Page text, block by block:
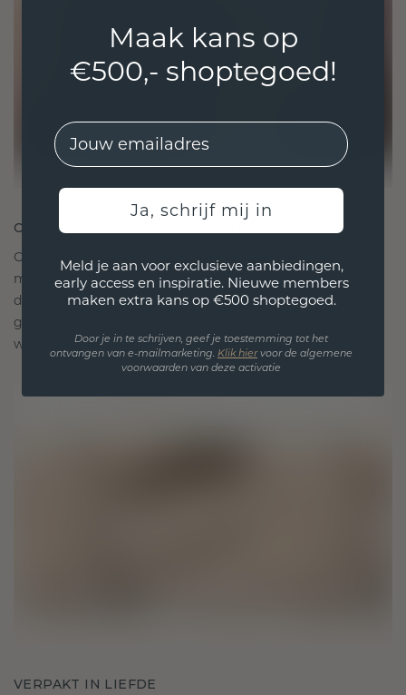
ONTWORPEN VOOR VERBINDING
Onze ontwerpfilosofie is gericht op verbinding,
met elk stuk ontworpen om de tand des tijds te
doorstaan. Het wordt jouw symbool van liefde en
gekoesterde momenten, bedoeld om voor altijd te
worden gedragen en gekoesterd.
VERPAKT IN LIEFDE
Maak kans op
€500,- shoptegoed!
EMail
Ja, schrijf mij in
Meld je aan voor exclusieve aanbiedingen,
early access en inspiratie. Nieuwe members
maken extra kans op €500 shoptegoed.
Door je in te schrijven, geef je toestemming tot het
ontvangen van e-mailmarketing. Klik hiervoor de algemene
voorwaarden van deze activatie